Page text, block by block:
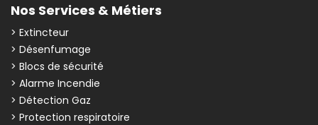
Nos Services & Métiers
> Extincteur
> Désenfumage
> Blocs de sécurité
> Alarme Incendie
> Détection Gaz
> Protection respiratoire